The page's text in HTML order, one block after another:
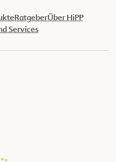
RatgeberÜber HiPP
Services